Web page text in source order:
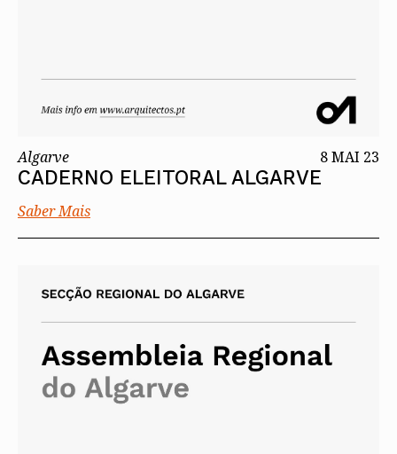
Algarve 8 MAI 23
CADERNO ELEITORAL ALGARVE
Saber Mais